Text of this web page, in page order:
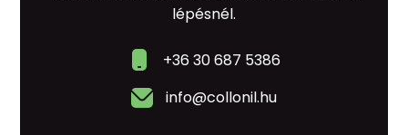
lépésnél.
+36 30 687 5386
info@collonil.hu